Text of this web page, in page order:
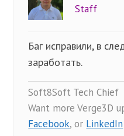
Staff
Баг исправили, в
заработать.
Soft8Soft Tech Chief
Want more Verge3D
Facebook, or LinkedIn